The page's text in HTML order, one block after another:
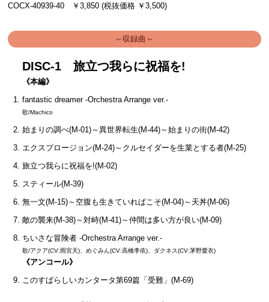
COCX-40939-40 ￥3,850 (税抜価格 ￥3,500)
～収録曲～
DISC-1 旅立つ我らに祝福を!
《本編》
fantastic dreamer -Orchestra Arrange ver.-
歌/Machico
始まりの調べ(M-01)～異世界転生(M-44)～始まりの街(M-42)
エクスプロージョン(M-24)～クルセイダーを生業とする者(M-25)
旅立つ我らに祝福を!(M-02)
スティール(M-39)
無一文(M-15)～空腹も生きていればこそ(M-04)～天丼(M-06)
敵の襲来(M-38)～対峙(M-41)～仲間は多い方が良い(M-09)
ちいさな冒険者 -Orchestra Arrange ver.-
歌/アクア(CV:雨宮天)、めぐみん(CV:高橋李依)、ダクネス(CV:茅野愛衣)
《アンコール》
このすばらしいカンタータ第69篇「受難」(M-69)